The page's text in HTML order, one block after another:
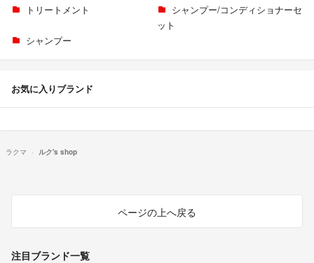
トリートメント
シャンプー/コンディショナーセ
ット
シャンプー
お気に入りブランド
ラクマ ルク's shop
ページの上へ戻る
注目ブランド一覧